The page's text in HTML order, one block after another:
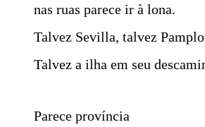
nas ruas parece ir à lona.
Talvez Sevilla, talvez
Talvez a ilha em seu
Parece província